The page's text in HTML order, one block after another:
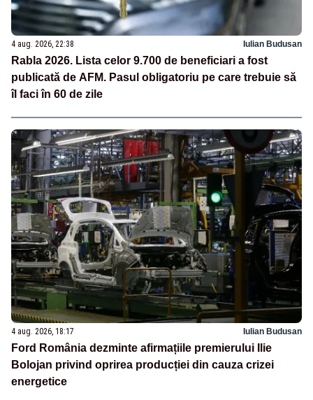
4 aug. 2026, 22:38 Iulian Budusan
Rabla 2026. Lista celor 9.700 de beneficiari a fost
publicată de AFM. Pasul obligatoriu pe care trebuie să
îl faci în 60 de zile
4 aug. 2026, 18:17 Iulian Budusan
Ford România dezminte afirmațiile premierului Ilie
Bolojan privind oprirea producției din cauza crizei
energetice